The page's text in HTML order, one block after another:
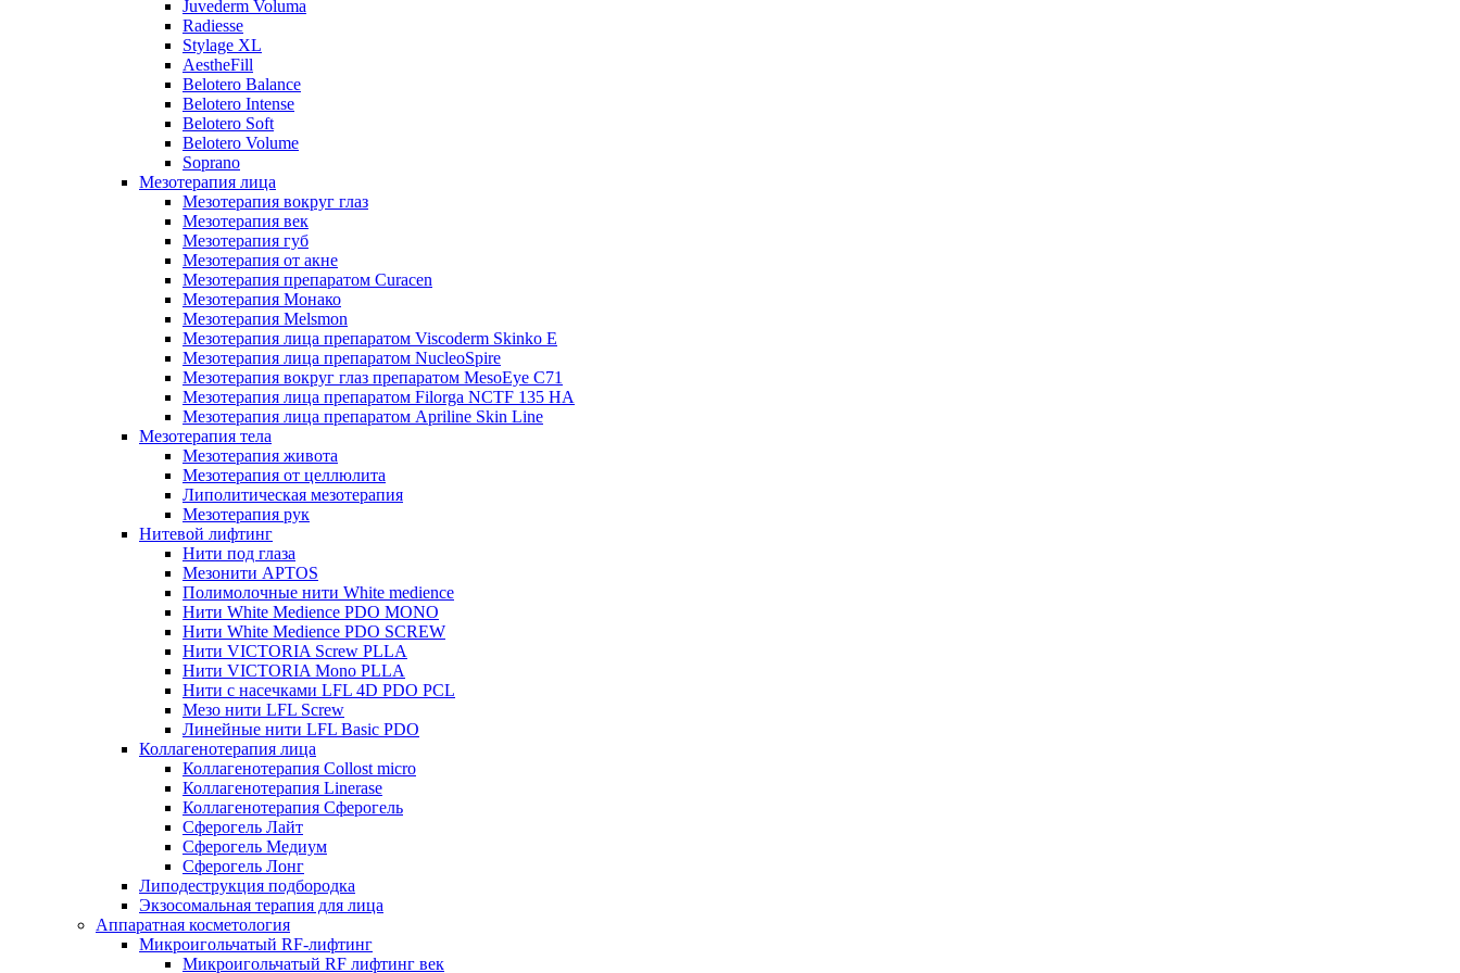
Juvederm Voluma
Radiesse
Stylage XL
AestheFill
Belotero Balance
Belotero Intense
Belotero Soft
Belotero Volume
Soprano
Мезотерапия лица
Мезотерапия вокруг глаз
Мезотерапия век
Мезотерапия губ
Мезотерапия от акне
Мезотерапия препаратом Curacen
Мезотерапия Монако
Мезотерапия Melsmon
Мезотерапия лица препаратом Viscoderm Skinko E
Мезотерапия лица препаратом NucleoSpire
Мезотерапия вокруг глаз препаратом MesoEye С71
Мезотерапия лица препаратом Filorga NCTF 135 HA
Мезотерапия лица препаратом Apriline Skin Line
Мезотерапия тела
Мезотерапия живота
Мезотерапия от целлюлита
Липолитическая мезотерапия
Мезотерапия рук
Нитевой лифтинг
Нити под глаза
Мезонити APTOS
Полимолочные нити White medience
Нити White Medience PDO MONO
Нити White Medience PDO SCREW
Нити VICTORIA Screw PLLA
Нити VICTORIA Mono PLLA
Нити с насечками LFL 4D PDO PCL
Мезо нити LFL Screw
Линейные нити LFL Basic PDO
Коллагенотерапия лица
Коллагенотерапия Collost micro
Коллагенотерапия Linerase
Коллагенотерапия Сферогель
Сферогель Лайт
Сферогель Медиум
Сферогель Лонг
Липодеструкция подбородка
Экзосомальная терапия для лица
Аппаратная косметология
Микроигольчатый RF-лифтинг
Микроигольчатый RF лифтинг век